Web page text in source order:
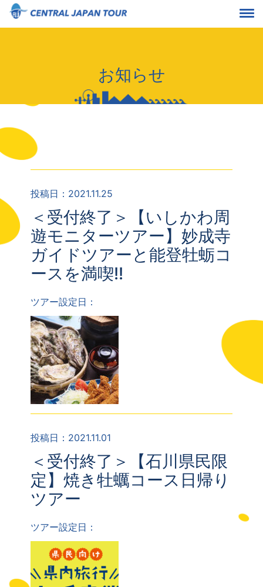
お知らせ
投稿日：2021.11.25
＜受付終了＞【いしかわ周
遊モニターツアー】妙成寺
ガイドツアーと能登牡蛎コ
ースを満喫!!
ツアー設定日：
投稿日：2021.11.01
＜受付終了＞【石川県民限
定】焼き牡蠣コース日帰り
ツアー
ツアー設定日：